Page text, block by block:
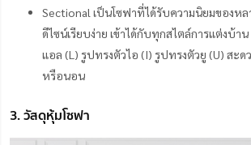
Sectional เป็นโซฟาที่ได้รับความนิยมของหล
ดีไซน์เรียบง่าย เข้าได้กับทุกสไตล์การแต่งบ้า
แอล (L) รูปทรงตัวไอ (I) รูปทรงตัวยู (U) สะด
หรือนอน
3. วัสดุหุ้มโซฟา